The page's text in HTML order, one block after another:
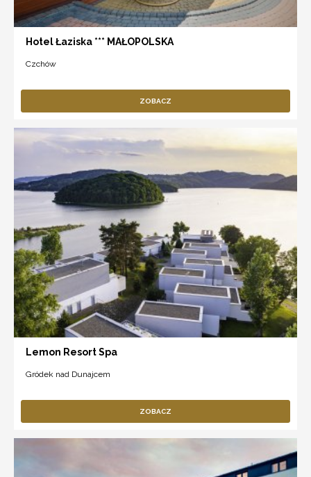
Hotel Łaziska *** MAŁOPOLSKA
Czchów
ZOBACZ
Lemon Resort Spa
Gródek nad Dunajcem
ZOBACZ